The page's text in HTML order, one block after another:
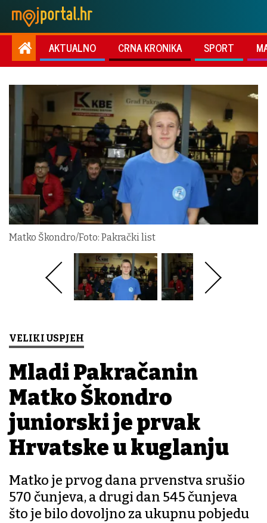
AKTUALNO CRNA KRONIKA SPORT
Matko Škondro/Foto: Pakrački list
VELIKI USPJEH
Mladi Pakračanin
Matko Škondro
juniorski je prvak
Hrvatske u kuglanju
Matko je prvog dana prvenstva srušio
570 čunjeva, a drugi dan 545 čunjeva
što je bilo dovoljno za ukupnu pobjedu